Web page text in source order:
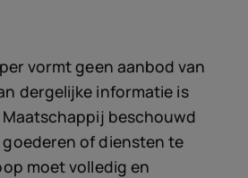
vormt geen aanbod van
dergelijke informatie is
beschouwd
of diensten te
moet volledig en